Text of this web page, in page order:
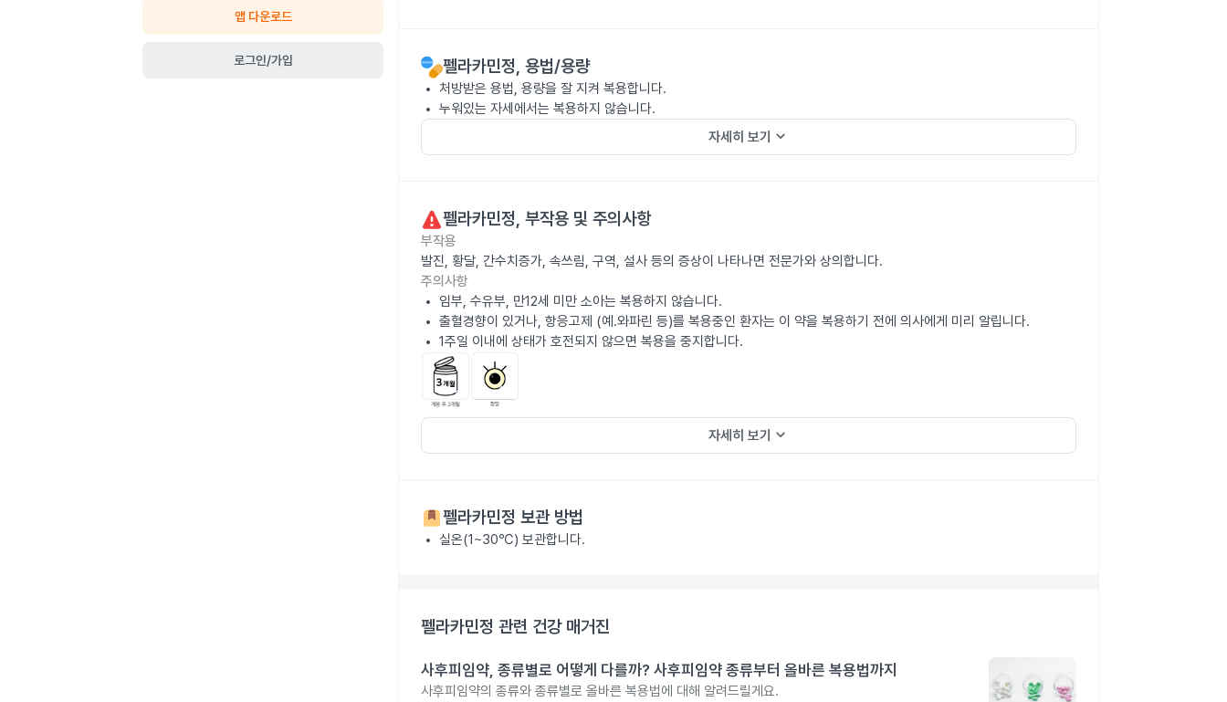
앱 다운로드
로그인/가입 펠라카민정, 용법/용량
처방받은 용법, 용량을 잘 지켜 복용합니다.
누워있는 자세에서는 복용하지 않습니다.
자세히 보기 keyboard_arrow_down
펠라카민정, 부작용 및 주의사항
부작용
발진, 황달, 간수치증가, 속쓰림, 구역, 설사 등의 증상이 나타나면 전문가와 상의합니다.
주의사항
임부, 수유부, 만12세 미만 소아는 복용하지 않습니다.
출혈경향이 있거나, 항응고제 (예.와파린 등)를 복용중인 환자는 이 약을 복용하기 전에 의사에게 미리 알립니다.
1주일 이내에 상태가 호전되지 않으면 복용을 중지합니다.
자세히 보기 keyboard_arrow_down
펠라카민정 보관 방법
실온(1~30℃) 보관합니다.
펠라카민정 관련 건강 매거진
사후피임약, 종류별로 어떻게 다를까? 사후피임약 종류부터 올바른 복용법까지
사후피임약의 종류와 종류별로 올바른 복용법에 대해 알려드릴게요.